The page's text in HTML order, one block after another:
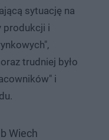
sytuację na
produkcji i
trudniej było
i
Wiech